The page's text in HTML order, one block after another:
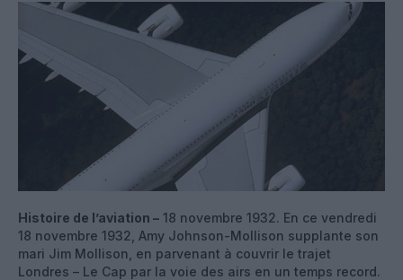
Histoire de l’aviation – 18 novembre 1932. En ce vendredi
18 novembre 1932, Amy Johnson-Mollison supplante son
mari Jim Mollison, en parvenant à couvrir le trajet
Londres – Le Cap par la voie des airs en un temps record.